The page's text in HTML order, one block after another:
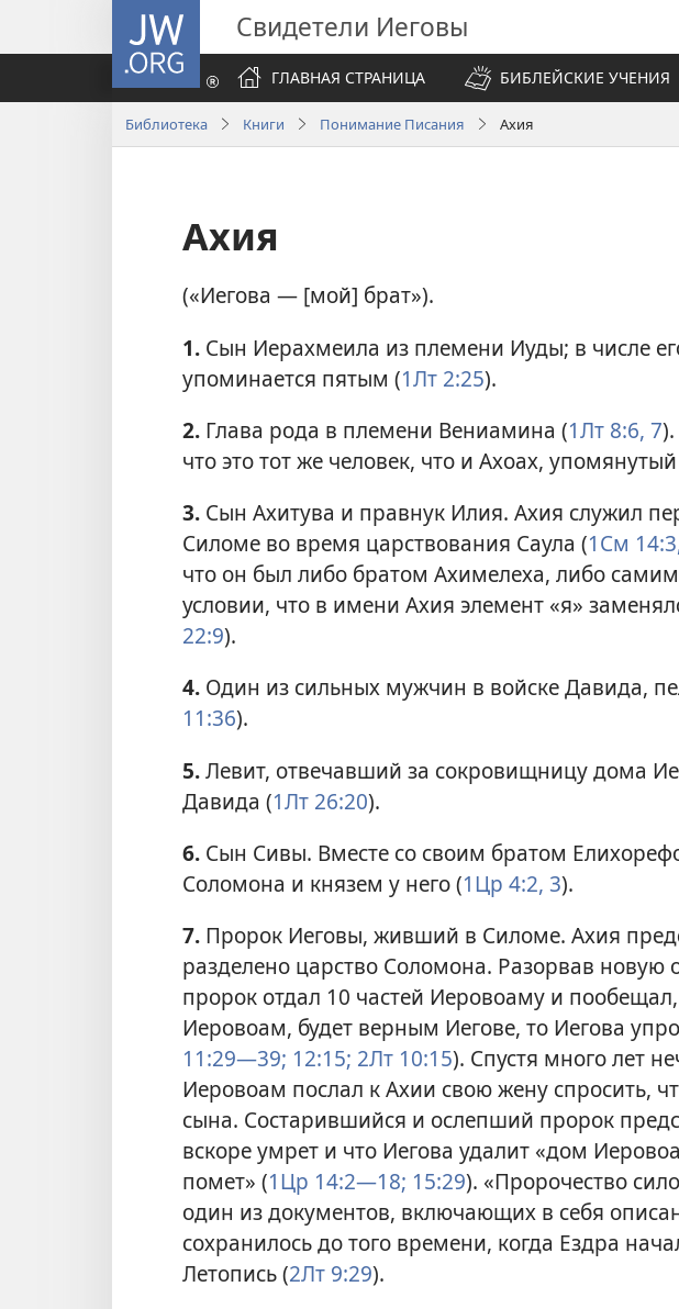
JW.ORG Свидетели Иеговы
ГЛАВНАЯ СТРАНИЦА
БИБЛЕЙСКИЕ УЧЕНИЯ
Библиотека Книги Понимание Писания Ахия
Ахия
(«Иегова — [мой] брат»).
1. Сын Иерахмеила из племени Иуды; в числе
упоминается пятым (1Лт 2:25).
2. Глава рода в племени Вениамина (1Лт 8:6, 7
что это тот же человек, что и Ахоах,
3. Сын Ахитува и правнук Илия. Ахия служил
Силоме во время царствования Саула (1См
что он был либо братом Ахимелеха, либо
условии, что в имени Ахия элемент «я»
22:9).
4. Один из сильных мужчин в войске Давида,
11:36).
5.Левит, отвечавший за сокровищницу дома
Давида (1Лт 26:20).
6. Сын Сивы. Вместе со своим братом
Соломона и князем у него (1Цр 4:2, 3).
7. Пророк Иеговы, живший в Силоме. Ахия
разделено царство Соломона. Разорвав новую
пророк отдал 10 частей Иеровоаму и
Иеровоам, будет верным Иегове, то Иегова
11:29—39; 12:15; 2Лт 10:15). Спустя много лет
Иеровоам послал к Ахии свою жену спросить,
сына. Состарившийся и ослепший пророк
вскоре умрет и что Иегова удалит «дом
помет» (1Цр 14:2—18; 15:29). «Пророчество
один из документов, включающих в себя
сохранилось до того времени, когда Ездра
Летопись (2Лт 9:29).